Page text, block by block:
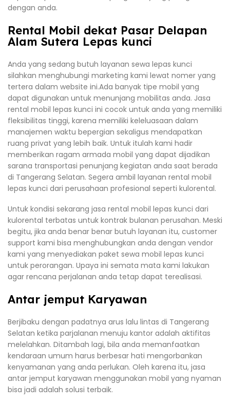
dengan anda.
Rental Mobil dekat Pasar Delapan
Alam Sutera Lepas kunci
Anda yang sedang butuh layanan sewa lepas kunci
silahkan menghubungi marketing kami lewat nomer yang
tertera dalam website ini.Ada banyak tipe mobil yang
dapat digunakan untuk menunjang mobilitas anda. Jasa
rental mobil lepas kunci ini cocok untuk anda yang memiliki
fleksibilitas tinggi, karena memiliki keleluasaan dalam
manajemen waktu bepergian sekaligus mendapatkan
ruang privat yang lebih baik. Untuk itulah kami hadir
memberikan ragam armada mobil yang dapat dijadikan
sarana transportasi penunjang kegiatan anda saat berada
di Tangerang Selatan. Segera ambil layanan rental mobil
lepas kunci dari perusahaan profesional seperti kulorental.
Untuk kondisi sekarang jasa rental mobil lepas kunci dari
kulorental terbatas untuk kontrak bulanan perusahan. Meski
begitu, jika anda benar benar butuh layanan itu, customer
support kami bisa menghubungkan anda dengan vendor
kami yang menyediakan paket sewa mobil lepas kunci
untuk perorangan. Upaya ini semata mata kami lakukan
agar rencana perjalanan anda tetap dapat terealisasi.
Antar jemput Karyawan
Berjibaku dengan padatnya arus lalu lintas di Tangerang
Selatan ketika parjalanan menuju kantor adalah aktifitas
melelahkan. Ditambah lagi, bila anda memanfaatkan
kendaraan umum harus berbesar hati mengorbankan
kenyamanan yang anda perlukan. Oleh karena itu, jasa
antar jemput karyawan menggunakan mobil yang nyaman
bisa jadi adalah solusi terbaik.